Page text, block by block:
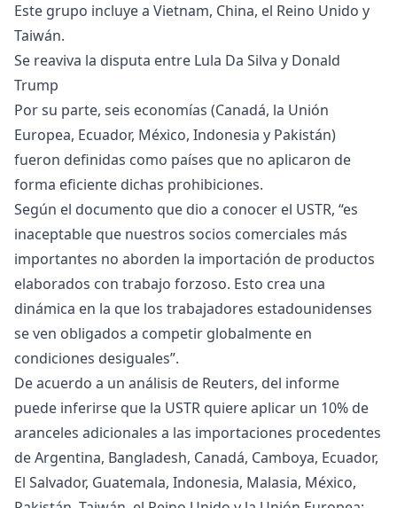
Este grupo incluye a Vietnam, China, el Reino Unido y
Taiwán.
Se reaviva la disputa entre Lula Da Silva y Donald
Trump
Por su parte, seis economías (Canadá, la Unión
Europea, Ecuador, México, Indonesia y Pakistán)
fueron definidas como países que no aplicaron de
forma eficiente dichas prohibiciones.
Según el documento que dio a conocer el USTR, “es
inaceptable que nuestros socios comerciales más
importantes no aborden la importación de productos
elaborados con trabajo forzoso. Esto crea una
dinámica en la que los trabajadores estadounidenses
se ven obligados a competir globalmente en
condiciones desiguales”.
De acuerdo a un análisis de Reuters, del informe
puede inferirse que la USTR quiere aplicar un 10% de
aranceles adicionales a las importaciones procedentes
de Argentina, Bangladesh, Canadá, Camboya, Ecuador,
El Salvador, Guatemala, Indonesia, Malasia, México,